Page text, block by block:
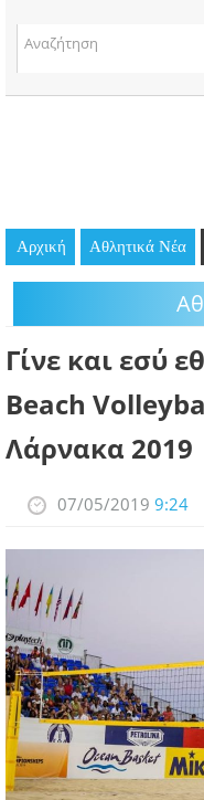
ΤΟΠΙΚΑ ΝΕΑ
ΘΕΣΕΙΣ ΕΡΓΑΣΙΑΣ
ΠΡΟΣΩΠΑ
ΛΑΡΝΑΚΑ 2030
τσιγάρα
Αρχική Αθλητικά Νέα
Γίνε και εσύ
Beach
Λάρνακα 2019
07/05/2019 9:24